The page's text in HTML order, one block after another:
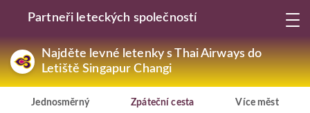
Partneři leteckých společností
Najděte levné letenky s Thai Airways do
Letiště Singapur Changi
Jednosměrný Zpáteční cesta Více měst